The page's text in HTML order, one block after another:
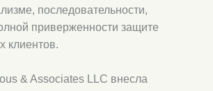
последовательности,
приверженности защите
клиентов.
& Associates LLC внесла